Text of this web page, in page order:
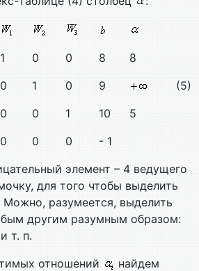
1 0 0 8
8
0 1 0 9
(5)
0 0 1 10
5
0 0 0
- 1
элемент – 4 ведущего
для того чтобы выделить
Можно, разумеется, выделить
другим разумным образом:
т. п.
отношений
найдем